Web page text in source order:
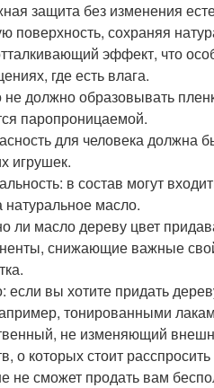
защита без изменения
поверхность, сохраняя
эффект, что
где есть влага.
должно образовывать
паропроницаемой.
для человека должна
игрушек.
в состав могут
натуральное масло.
ли масло дереву цвет
снижающие важные
если вы хотите придать
тонированными
не изменяющий
о которых стоит
не сможет продать вам